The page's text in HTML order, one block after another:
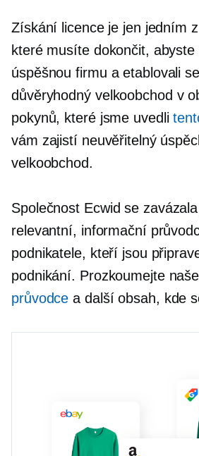
Získání licence je jen jedním
které musíte dokončit, abyste
úspěšnou firmu a etablovali
důvěryhodný velkoobchod v
pokynů, které jsme uvedli
vám zajistí neuvěřitelný
velkoobchod.
Společnost Ecwid se
relevantní, informační
podnikatele, kteří jsou
podnikání. Prozkoumejte naše
průvodce a další obsah, kde